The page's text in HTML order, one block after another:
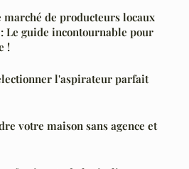
de producteurs locaux
Le guide incontournable pour
!
l'aspirateur parfait
votre maison sans agence et